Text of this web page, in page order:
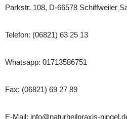
Parkstr. 108, D-66578 Schiffweiler
Telefon: (06821) 63 25 13
Whatsapp: 01713586751
Fax: (06821) 69 27 89
E-Mail: info@naturheilpraxis-